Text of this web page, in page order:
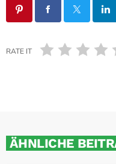
RATE IT
ÄHNLICHE